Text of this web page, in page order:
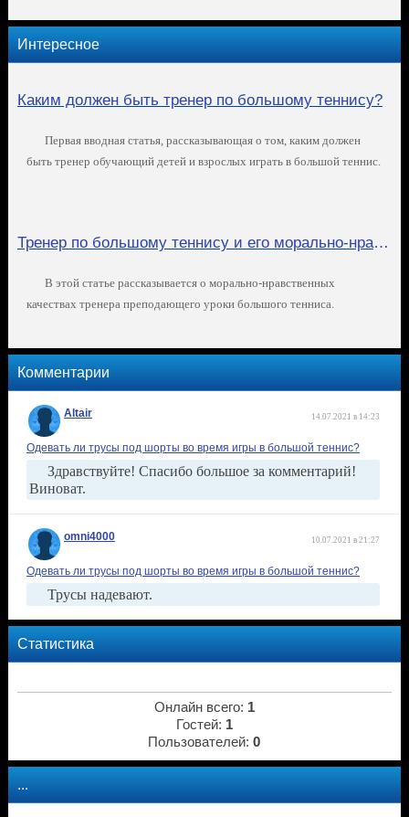
Интересное
Каким должен быть тренер по большому теннису?
Первая вводная статья, рассказывающая о том, каким должен
быть тренер обучающий детей и взрослых играть в большой теннис.
Тренер по большому теннису и его морально-нравственные качества
В этой статье рассказывается о морально-нравственных
качествах тренера преподающего уроки большого тенниса.
Комментарии
Altair 14.07.2021 в 14:23
Одевать ли трусы под шорты во время игры в большой теннис?
Здравствуйте! Спасибо большое за комментарий!
Виноват.
omni4000 10.07.2021 в 21:27
Одевать ли трусы под шорты во время игры в большой теннис?
Трусы надевают.
Статистика
Онлайн всего: 1
Гостей: 1
Пользователей:0
...